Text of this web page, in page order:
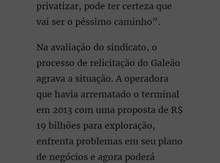
privatizar, pode ter certeza que
vai ser o péssimo caminho”.
Na avaliação do sindicato, o
processo de relicitação do Galeão
agrava a situação. A operadora
que havia arrematado o terminal
em 2013 com uma proposta de R$
19 bilhões para exploração,
enfrenta problemas em seu plano
de negócios e agora poderá